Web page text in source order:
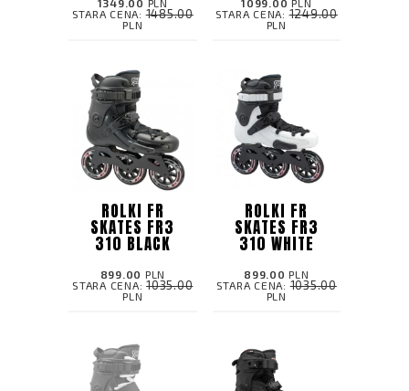
STARA CENA:1485.00
PLN
STARA CENA:1249.00
PLN
ROLKI FR
SKATES FR3
310 BLACK
899.00 PLN
STARA CENA:1035.00
PLN
ROLKI FR
SKATES FR3
310 WHITE
899.00 PLN
STARA CENA:1035.00
PLN